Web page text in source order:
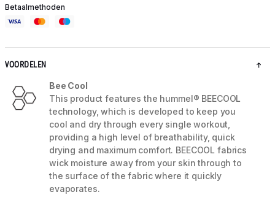
Betaalmethoden
VOORDELEN
Bee Cool
This product features the hummel® BEECOOL
technology, which is developed to keep you
cool and dry through every single workout,
providing a high level of breathability, quick
drying and maximum comfort. BEECOOL fabrics
wick moisture away from your skin through to
the surface of the fabric where it quickly
evaporates.